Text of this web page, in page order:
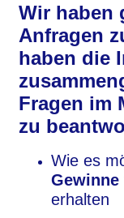
Wir haben
Anfragen
haben die
Fragen im
zu
Wie es
erhalten